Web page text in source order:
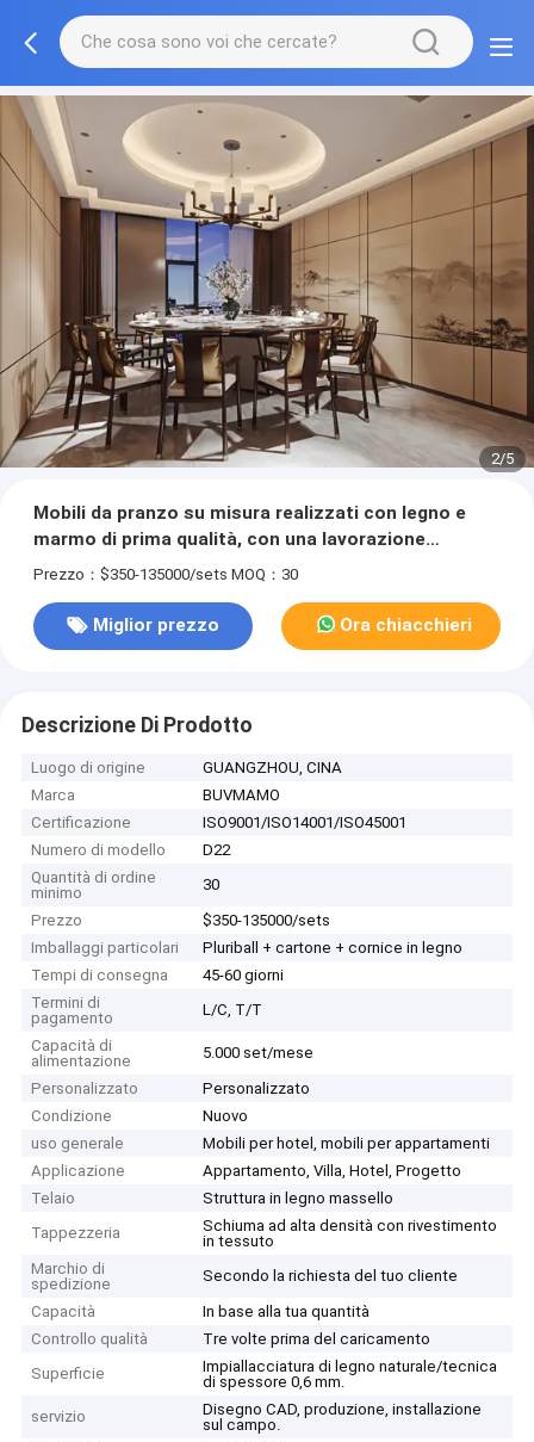
3/5
Mobili da pranzo su misura realizzati con legno e
marmo di prima qualità, con una lavorazione
raffinata per le sale da pranzo private in stile cinese.
Prezzo：$350-135000/sets MOQ：30
Miglior prezzo Ora chiacchieri
Descrizione Di Prodotto
Luogo di origine
GUANGZHOU, CINA
Marca
BUVMAMO
Certificazione
ISO9001/ISO14001/ISO45001
Numero di modello
D22
Quantità di ordine
minimo
30
Prezzo
$350-135000/sets
Imballaggi particolari
Pluriball + cartone + cornice in legno
Tempi di consegna
45-60 giorni
Termini di
pagamento
L/C, T/T
Capacità di
alimentazione
5.000 set/mese
Personalizzato
Personalizzato
Condizione
Nuovo
uso generale
Mobili per hotel, mobili per appartamenti
Applicazione
Appartamento, Villa, Hotel, Progetto
Telaio
Struttura in legno massello
Tappezzeria
Schiuma ad alta densità con rivestimento
in tessuto
Marchio di
spedizione
Secondo la richiesta del tuo cliente
Capacità
In base alla tua quantità
Controllo qualità
Tre volte prima del caricamento
Superficie
Impiallacciatura di legno naturale/tecnica
di spessore 0,6 mm.
servizio
Disegno CAD, produzione, installazione
sul campo.